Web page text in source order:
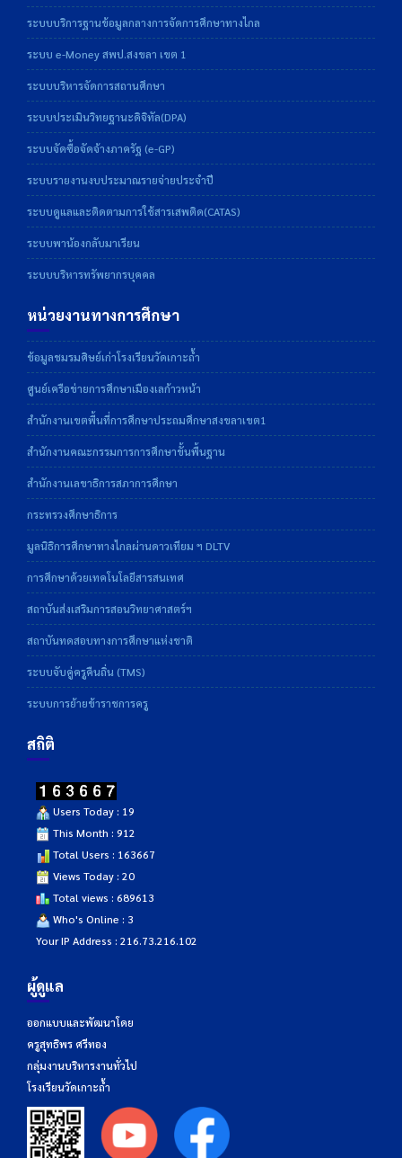
ระบบบริการฐานข้อมูลกลางการจัดการศึกษาทางไกล
ระบบ e-Money สพป.สงขลา เขต 1
ระบบบริหารจัดการสถานศึกษา
ระบบประเมินวิทยฐานะดิจิทัล(DPA)
ระบบจัดซื้อจัดจ้างภาครัฐ (e-GP)
ระบบรายงานงบประมาณรายจ่ายประจำปี
ระบบดูแลและติดตามการใช้สารเสพติด(CATAS)
ระบบพาน้องกลับมาเรียน
ระบบบริหารทรัพยากรบุคคล
หน่วยงานทางการศึกษา
ข้อมูลชมรมศิษย์เก่าโรงเรียนวัดเกาะถ้ำ
ศูนย์เครือข่ายการศึกษาเมืองเลก้าวหน้า
สำนักงานเขตพื้นที่การศึกษาประถมศึกษาสงขลาเขต1
สำนักงานคณะกรรมการการศึกษาขั้นพื้นฐาน
สำนักงานเลขาธิการสภาการศึกษา
กระทรวงศึกษาธิการ
มูลนิธิการศึกษาทางไกลผ่านดาวเทียม ฯ DLTV
การศึกษาด้วยเทคโนโลยีสารสนเทศ
สถาบันส่งเสริมการสอนวิทยาศาสตร์ฯ
สถาบันทดสอบทางการศึกษาแห่งชาติ
ระบบจับคู่ครูคืนถิ่น (TMS)
ระบบการย้ายข้าราชการครู
สถิติ
Users Today : 19
This Month : 912
Total Users : 163667
Views Today : 20
Total views : 689613
Who's Online : 3
Your IP Address : 216.73.216.102
ผู้ดูแล
ออกแบบและพัฒนาโดย
ครูสุทธิพร ศรีทอง
กลุ่มงานบริหารงานทั่วไป
โรงเรียนวัดเกาะถ้ำ